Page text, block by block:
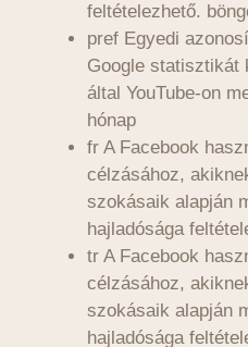
feltételezhető.
pref Egyedi
Google statisztikát
által YouTube-on
hónap
fr A Facebook
célzásához,
szokásaik alapján
hajladósága
tr A Facebook
célzásához,
szokásaik alapján
hajladósága